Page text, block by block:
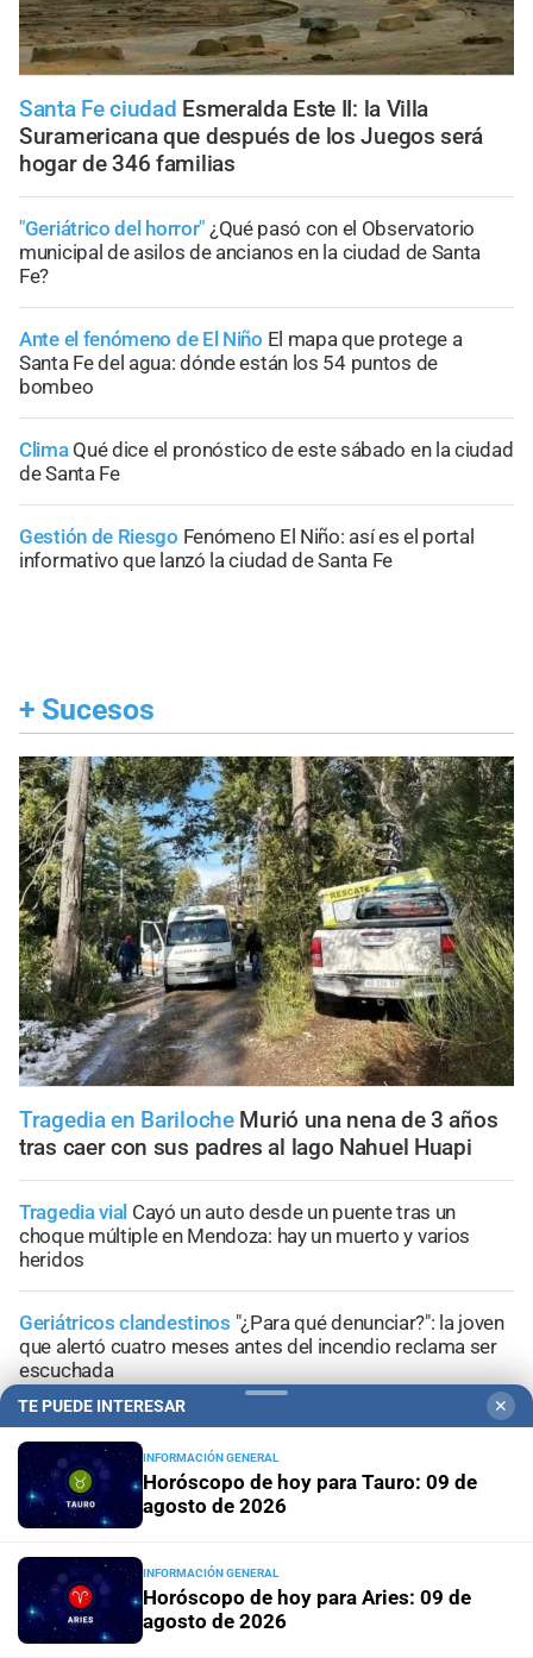
Santa Fe ciudad Esmeralda Este II: la Villa
Suramericana que después de los Juegos será
hogar de 346 familias
"Geriátrico del horror" ¿Qué pasó con el Observatorio
municipal de asilos de ancianos en la ciudad de Santa
Fe?
Ante el fenómeno de El Niño El mapa que protege a
Santa Fe del agua: dónde están los 54 puntos de
bombeo
Clima Qué dice el pronóstico de este sábado en la ciudad
de Santa Fe
Gestión de Riesgo Fenómeno El Niño: así es el portal
informativo que lanzó la ciudad de Santa Fe
+ Sucesos
Tragedia en Bariloche Murió una nena de 3 años
tras caer con sus padres al lago Nahuel Huapi
Tragedia vial Cayó un auto desde un puente tras un
choque múltiple en Mendoza: hay un muerto y varios
heridos
Geriátricos clandestinos "¿Para qué denunciar?": la joven
que alertó cuatro meses antes del incendio reclama ser
escuchada
Penas máximasPedirán 15 años de prisión para madre e
hija por el crimen de Jeremías Monzón
Encubrimiento agravado Caso Agostina Vega: la
TE PUEDE INTERESAR ✕
INFORMACIÓN GENERAL
Horóscopo de hoy para Tauro: 09 de
agosto de 2026
INFORMACIÓN GENERAL
Horóscopo de hoy para Aries: 09 de
agosto de 2026